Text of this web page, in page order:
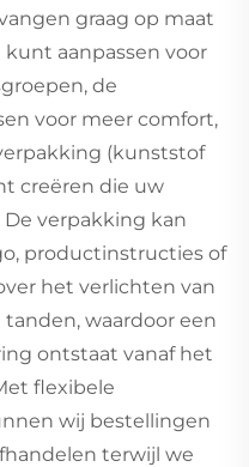
graag op maat
aanpassen voor
de
voor meer comfort,
(kunststof
creëren die uw
verpakking kan
productinstructies of
het verlichten van
waardoor een
ontstaat vanaf het
flexibele
wij bestellingen
terwijl we